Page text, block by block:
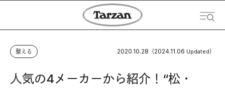
整える 2020.10.28 （2024.11.06 Updated）
人気の4メーカーから紹介！“松・